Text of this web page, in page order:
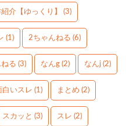
介【ゆっくり】 (3)
(1) 2ちゃんねる (6)
る (3) なんg (2) なんj (2)
白いスレ (1) まとめ (2)
スカッと (3) スレ (2)